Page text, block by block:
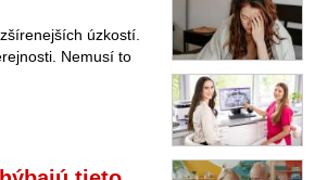
úzkostí.
Nemusí to